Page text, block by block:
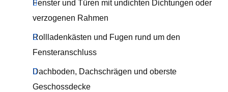
Fenster und Türen mit undichten Dichtungen oder
verzogenen Rahmen
Rollladenkästen und Fugen rund um den
Fensteranschluss
Dachboden, Dachschrägen und oberste
Geschossdecke